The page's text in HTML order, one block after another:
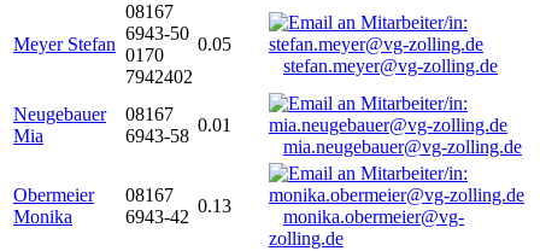
Meyer Stefan
08167
6943-50
0170
7942402
0.05
stefan.meyer@vg-zolling.de
Neugebauer
Mia
08167
6943-58
0.01
mia.neugebauer@vg-zolling.de
Obermeier
Monika
08167
6943-42
0.13
monika.obermeier@vg-
zolling.de